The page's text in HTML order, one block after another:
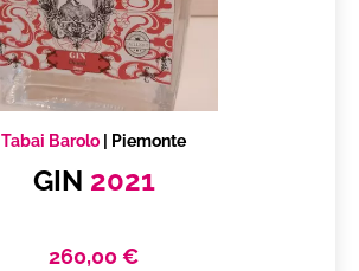
Tabai Barolo Piemonte
GIN 2021
260,00 €